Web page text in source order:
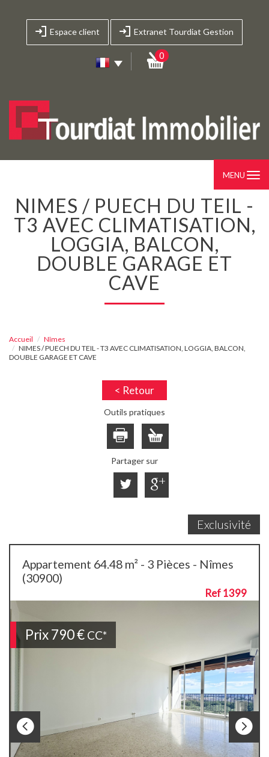
Espace client Extranet Tourdiat Gestion
0
MENU
NIMES / PUECH DU TEIL -
T3 AVEC CLIMATISATION,
LOGGIA, BALCON,
DOUBLE GARAGE ET
CAVE
Accueil
Nîmes
NIMES / PUECH DU TEIL - T3 AVEC CLIMATISATION, LOGGIA, BALCON,
DOUBLE GARAGE ET CAVE
< Retour
Outils pratiques
Partager sur
Exclusivité
Appartement 64.48 m² - 3 Pièces - Nîmes
(30900)
Ref 1399
Prix790 € CC*